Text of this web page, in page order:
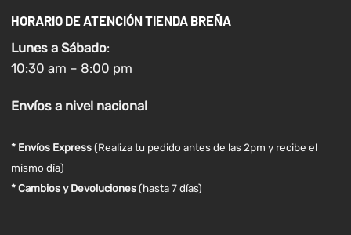
HORARIO DE ATENCIÓN TIENDA BREÑA
Lunes a Sábado:
10:30 am – 8:00 pm
Envíosa nivel nacional
* Envíos Express(Realiza tu pedido antes de las 2pm y recibe el
mismo día)
* Cambios y Devoluciones (hasta 7 días)